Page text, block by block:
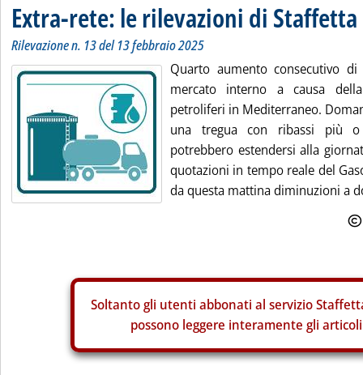
Extra-rete: le rilevazioni di Staffetta
Rilevazione n. 13 del 13 febbraio 2025
Quarto aumento consecutivo
mercato interno a causa
petroliferi in Mediterraneo.
una tregua con ribassi più
potrebbero estendersi alla
quotazioni in tempo reale del
da questa mattina diminuzioni a
Soltanto gli utenti abbonati al servizio
possono leggere interamente gli